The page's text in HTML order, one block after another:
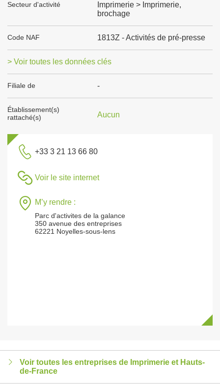
Secteur d'activité
Imprimerie > Imprimerie,
brochage
Code NAF 1813Z - Activités de pré-presse
> Voir toutes les données clés
Filiale de -
Établissement(s)
rattaché(s)
Aucun
+33 3 21 13 66 80
Voir le site internet
M’y rendre :
Parc d'activites de la galance
350 avenue des entreprises
62221 Noyelles-sous-lens
Voir toutes les entreprises de Imprimerie et Hauts-
de-France